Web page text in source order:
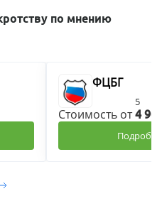
по мнению
ФЦБГ
5
Стоимость от4